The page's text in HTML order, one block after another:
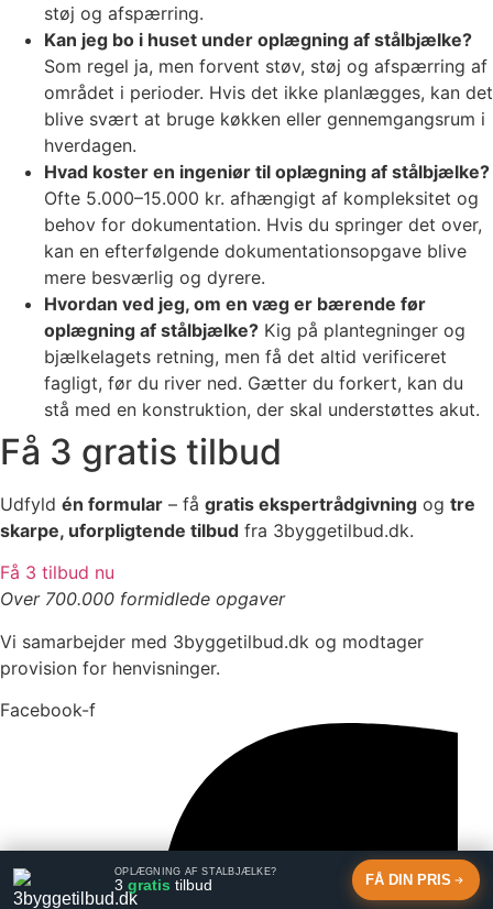
støj og afspærring.
Kan jeg bo i huset under oplægning af stålbjælke?
Som regel ja, men forvent støv, støj og afspærring af
området i perioder. Hvis det ikke planlægges, kan det
blive svært at bruge køkken eller gennemgangsrum i
hverdagen.
Hvad koster en ingeniør til oplægning af stålbjælke?
Ofte 5.000–15.000 kr. afhængigt af kompleksitet og
behov for dokumentation. Hvis du springer det over,
kan en efterfølgende dokumentationsopgave blive
mere besværlig og dyrere.
Hvordan ved jeg, om en væg er bærende før
oplægning af stålbjælke? Kig på plantegninger og
bjælkelagets retning, men få det altid verificeret
fagligt, før du river ned. Gætter du forkert, kan du
stå med en konstruktion, der skal understøttes akut.
Få 3 gratis tilbud
Udfyld én formular – få gratis ekspertrådgivning og tre
skarpe, uforpligtende tilbud fra 3byggetilbud.dk.
Få 3 tilbud nu
Over 700.000 formidlede opgaver
OPLÆGNING AF STÅLBJÆLKE?
3 gratis tilbud FÅ DIN PRIS
Vi samarbejder med 3byggetilbud.dk og modtager
provision for henvisninger.
Facebook-f